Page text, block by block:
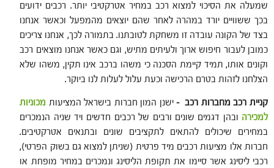
שמעלה את הסיכוי למצוא רכב במחיר אטרקטיבי יותר. רכבים ידועים
בכך ששוויים יורד במהרה לאחר שהם יוצאים מהמפעל וכאשר אנחנו
בצד של הקונה עובדה זו משחקת לטובתנו. בתמורה לכך, אנחנו צריכים
כמובן לעבור חיפוש ארוך ולעיתים מתיש, וגם כאשר אנחנו מוצאים רכב
וקונים אותו, תמיד קיימת הסכנה כי משהו ברכב אינו תקין, משהו שלא
הצלחנו לזהות בטרם הרכישה וכעת עלול לעלות לנו ביוקר.
קניית רכב מחברות רכב –ישנן המון חברות בישראל המציעות מכוניות
למכירה ובהן דגמים שונים ורבים של רכבים חדשים ויד שניה הנמכרים
במחירים שיכולים להתאים לתקציבים שונים ובתנאים אטרקטיבים.
חברות אלו מציעות רכבים מיד פרטית (שניתן למצוא גם בשוק הפרטי),
רכבי ליסינג אשר סיימו את תקופת הליסינג ונמכרים במחיר מופחת או